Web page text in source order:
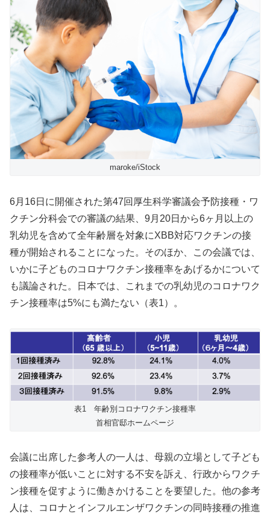
maroke/iStock
6月16日に開催された第47回厚生科学審議会予防接種・ワ
クチン分科会での審議の結果、9月20日から6ヶ月以上の
乳幼児を含めて全年齢層を対象にXBB対応ワクチンの接
種が開始されることになった。そのほか、この会議では、
いかに子どものコロナワクチン接種率をあげるかについて
も議論された。日本では、これまでの乳幼児のコロナワク
チン接種率は5%にも満たない（表1）。
表1 年齢別コロナワクチン接種率
首相官邸ホームページ
会議に出席した参考人の一人は、母親の立場として子ども
の接種率が低いことに対する不安を訴え、行政からワクチ
ン接種を促すように働きかけることを要望した。他の参考
人は、コロナとインフルエンザワクチンの同時接種の推進